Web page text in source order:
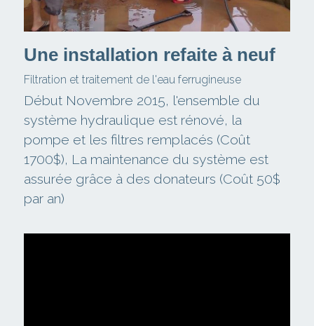
Une installation refaite à neuf
Filtration et traitement de l'eau ferrugineuse
Début Novembre 2015, l'ensemble du
système hydraulique est rénové, la
pompe et les filtres remplacés (Coût
1700$), La maintenance du système est
assurée grâce à des donateurs (Coût 50$
par an)